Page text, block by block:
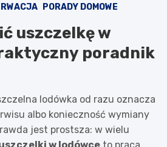
PORADY DOMOWE
uszczelkę w
poradnik
lodówka od razu oznacza
albo konieczność wymiany
jest prostsza: w wielu